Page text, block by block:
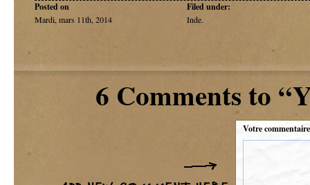
Posted on
Mardi, mars 11th, 2014
Filed under:
Inde.
6 Comments to
Votre